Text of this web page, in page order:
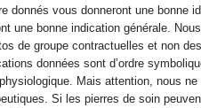
donnés vous donneront une bonne
une bonne indication générale.
de groupe contractuelles et non
données sont d’ordre
Mais attention, nous
Si les pierres de soin